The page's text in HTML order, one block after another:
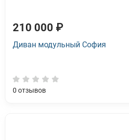
210 000 ₽
Диван модульный София
0 отзывов